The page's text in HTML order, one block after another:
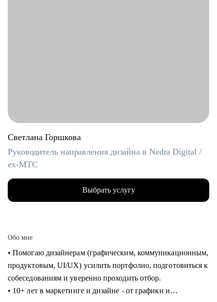
Светлана Горшкова
Руководитель направления дизайна в Nedra Digital /
ex-МТС
Выбрать услугу
Обо мне
• Помогаю дизайнерам (графическим, коммуникационным,
продуктовым, UI/UX) усилить портфолио, подготовиться к
собеседованиям и уверенно проходить отбор.
• 10+ лет в маркетинге и дизайне - от графики и